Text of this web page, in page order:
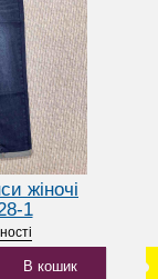
жіночі
1
В кошик